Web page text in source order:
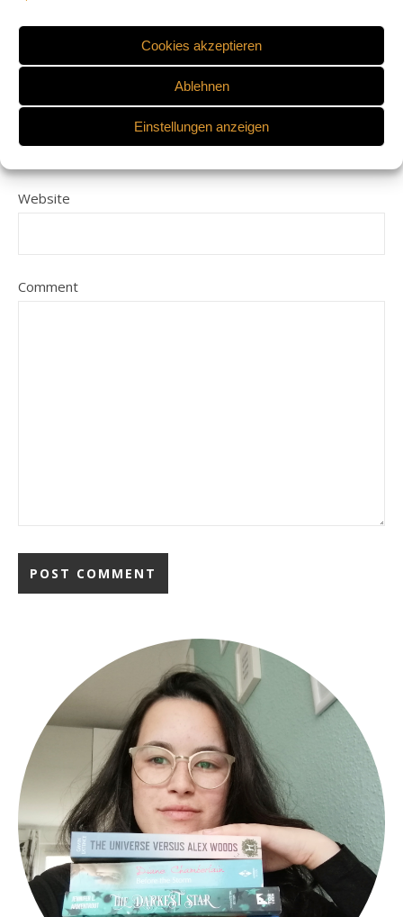
Cookies akzeptieren
Ablehnen
Einstellungen anzeigen
E-Mail-Adresse
Website
Comment